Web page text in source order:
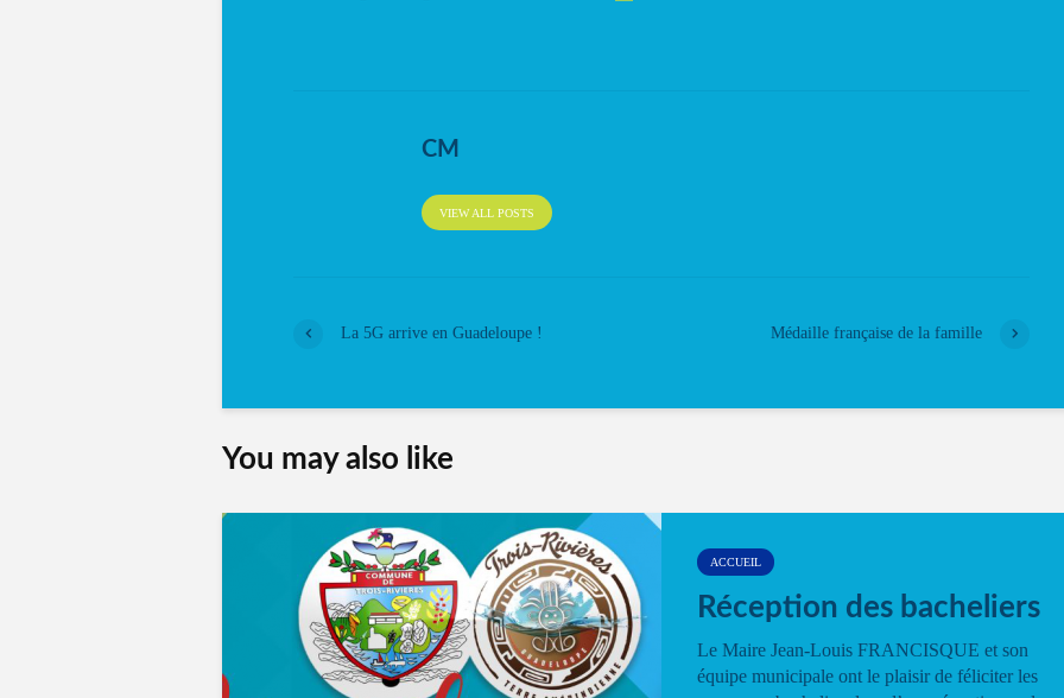
CM
VIEW ALL POSTS
La 5G arrive en Guadeloupe ! Médaille française de la famille
You may also like
ACCUEIL
Réception des bacheliers
Le Maire Jean-Louis FRANCISQUE et son
équipe municipale ont le plaisir de féliciter les